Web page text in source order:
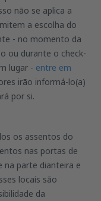
não se aplica a
a escolha do
- no momento da
ou durante o check-
lugar - entre em
irão informá-lo(a)
por si.
os assentos do
nas portas de
na parte dianteira e
locais são
da